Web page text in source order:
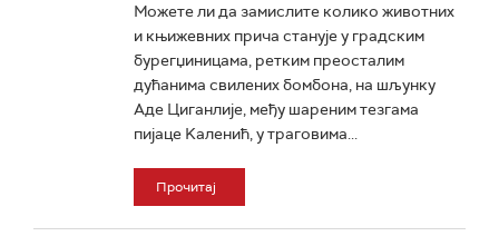
Можете ли да замислите колико животних
и књижевних прича станује у градским
бурегџиницама, ретким преосталим
дућанима свилених бомбона, на шљунку
Аде Циганлије, међу шареним тезгама
пијаце Kаленић, у траговима...
Прочитај